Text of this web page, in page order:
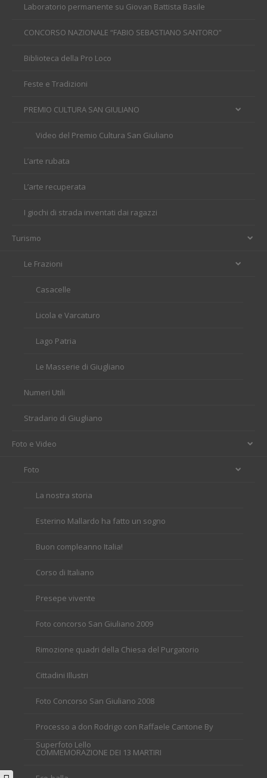
Laboratorio permanente su Giovan Battista Basile
CONCORSO NAZIONALE “FABIO SEBASTIANO SANTORO”
Biblioteca della Pro Loco
Feste e Tradizioni
PREMIO CULTURA SAN GIULIANO
Video del Premio Cultura San Giuliano
L’arte rubata
L’arte recuperata
I giochi di strada inventati dai ragazzi
Turismo
Le Frazioni
Casacelle
Licola e Varcaturo
Lago Patria
Le Masserie di Giugliano
Numeri Utili
Stradario di Giugliano
Foto e Video
Foto
La nostra storia
Esterino Mallardo ha fatto un sogno
Buon compleanno Italia!
Corso di Italiano
Presepe vivente
Foto concorso San Giuliano 2009
Rimozione quadri della Chiesa del Purgatorio
Cittadini Illustri
Foto Concorso San Giuliano 2008
Processo a don Rodrigo con Raffaele Cantone By
Superfoto Lello
COMMEMORAZIONE DEI 13 MARTIRI